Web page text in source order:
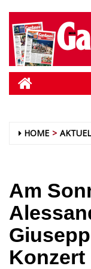
HOME
Am
Konzert